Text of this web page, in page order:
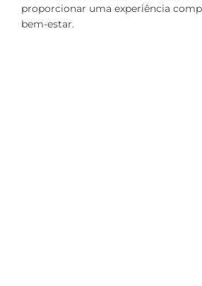
proporcionar uma experiência
bem-estar.